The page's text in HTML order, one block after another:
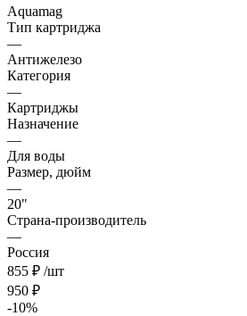
Aquamag
Тип картриджа
—
Антижелезо
Категория
—
Картриджы
Назначение
—
Для воды
Размер, дюйм
—
20"
Страна-производитель
—
Россия
855 ₽ /шт
950 ₽
-10%